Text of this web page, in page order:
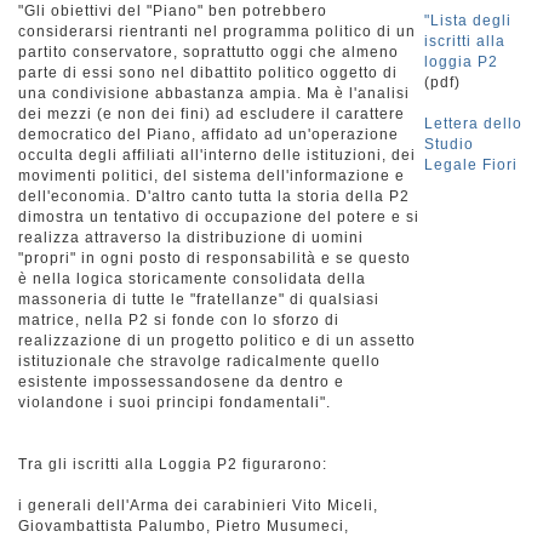
"Gli obiettivi del "Piano" ben potrebbero
considerarsi rientranti nel programma politico di un
partito conservatore, soprattutto oggi che almeno
parte di essi sono nel dibattito politico oggetto di
una condivisione abbastanza ampia. Ma è l'analisi
dei mezzi (e non dei fini) ad escludere il carattere
democratico del Piano, affidato ad un'operazione
occulta degli affiliati all'interno delle istituzioni, dei
movimenti politici, del sistema dell'informazione e
dell'economia. D'altro canto tutta la storia della P2
dimostra un tentativo di occupazione del potere e si
realizza attraverso la distribuzione di uomini
"propri" in ogni posto di responsabilità e se questo
è nella logica storicamente consolidata della
massoneria di tutte le "fratellanze" di qualsiasi
matrice, nella P2 si fonde con lo sforzo di
realizzazione di un progetto politico e di un assetto
istituzionale che stravolge radicalmente quello
esistente impossessandosene da dentro e
violandone i suoi principi fondamentali".
Tra gli iscritti alla Loggia P2 figurarono:
i generali dell'Arma dei carabinieri Vito Miceli,
Giovambattista Palumbo, Pietro Musumeci,
"Lista degli
iscritti alla
loggia P2
(pdf)
Lettera dello
Studio
Legale Fiori